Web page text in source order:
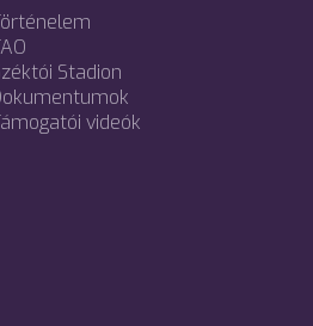
Stadion
videók